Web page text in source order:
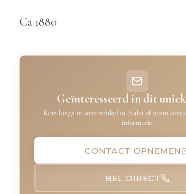
Ca 1880
Geïnteresseerd in dit
Kom langs in onze winkel in Aalst of neem
informatie
CONTACT OPNEMEN
BEL DIRECT